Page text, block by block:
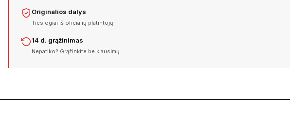
Originalios dalys
Tiesiogiai iš oficialių platintojų
14 d. grąžinimas
Nepatiko? Grąžinkite be klausimų